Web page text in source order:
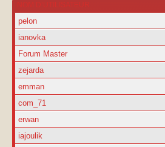
NOM D’UTILISATEUR
pelon
ianovka
Forum Master
zejarda
emman
com_71
erwan
iajoulik